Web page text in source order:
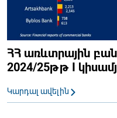
ՀՀ առևտրային
2024/25թթ I
Կարդալ ավելին